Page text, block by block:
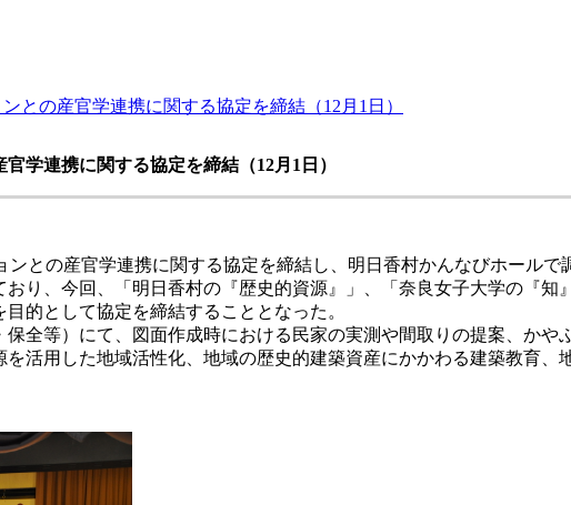
との産官学連携に関する協定を締結（12月1日）
学連携に関する協定を締結 （12月1日）
との産官学連携に関する協定を締結し、明日香村かんなびホール
り、今回、「明日香村の『歴史的資源』」、「奈良女子大学の『
的として協定を締結することとなった。
全等）にて、図面作成時における民家の実測や間取りの提案、かや
活用した地域活性化、地域の歴史的建築資産にかかわる建築教育